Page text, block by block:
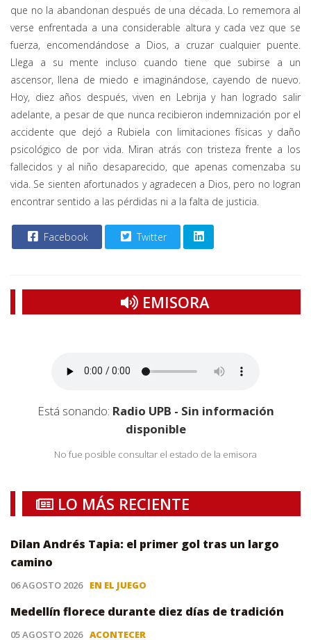
que no la abandonan después de una década. Lo rememora al
verse enfrentada a una considerable altura y cada vez que se
fuerza, encomendándose a Dios, a cruzar cualquier puente.
Llega a su mente incluso cuando tiene que subirse a un
ascensor, llena de miedo e imaginándose, cayendo de nuevo.
Hoy, diez años después, viven en Lebrija y han logrado salir
adelante, a pesar de que nunca recibieron indemnización por el
accidente que dejó a Rubiela con limitaciones físicas y daño
psicológico de por vida. Miran atrás con tristeza frente a los
fallecidos y al niño desaparecido, que apenas comenzaba su
vida. Se sienten afortunados y agradecen a Dios, pero no logran
encontrar sentido a las pérdidas ni a la falta de justicia.
Facebook Twitter
EMISORA
Está sonando: Radio UPB - Sin información
disponible
No fue posible consultar el estado de la emisora
LO MÁS RECIENTE
Dilan Andrés Tapia: el primer gol tras un largo
camino
06 AGOSTO 2026 EN EL JUEGO
Medellín florece durante diez días de tradición
05 AGOSTO 2026 ACONTECER